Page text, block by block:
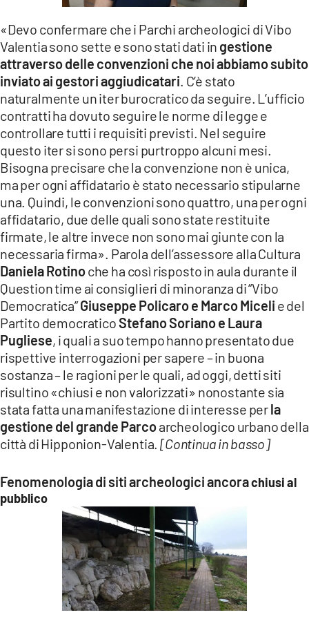
COSENZACHANNEL.IT
ILVIBONESE.IT
CATANZAROCHANNEL.IT
LACAPITALENEWS.IT
App
ANDROID
APPLE
«Devo confermare che i Parchi archeologici di Vibo
Valentia sono sette e sono stati dati in gestione
attraverso delle convenzioni che noi abbiamo subito
inviato ai gestori aggiudicatari. C’è stato
naturalmente un iter burocratico da seguire. L’ufficio
contratti ha dovuto seguire le norme di legge e
controllare tutti i requisiti previsti. Nel seguire
questo iter si sono persi purtroppo alcuni mesi.
Bisogna precisare che la convenzione non è unica,
ma per ogni affidatario è stato necessario stipularne
una. Quindi, le convenzioni sono quattro, una per ogni
affidatario, due delle quali sono state restituite
firmate, le altre invece non sono mai giunte con la
necessaria firma». Parola dell’assessore alla Cultura
Daniela Rotinoche ha così risposto in aula durante il
Question time ai consiglieri di minoranza di “Vibo
Democratica”Giuseppe Policaro e Marco Miceli e del
Partito democraticoStefano Soriano e Laura
Pugliese, i quali a suo tempo hanno presentato due
rispettive interrogazioni per sapere – in buona
sostanza – le ragioni per le quali, ad oggi, detti siti
risultino «chiusi e non valorizzati» nonostante sia
stata fatta una manifestazione di interesse perla
gestione del grande Parcoarcheologico urbano della
città di Hipponion-Valentia. [Continua in basso]
Fenomenologia di siti archeologici ancorachiusi al
pubblico